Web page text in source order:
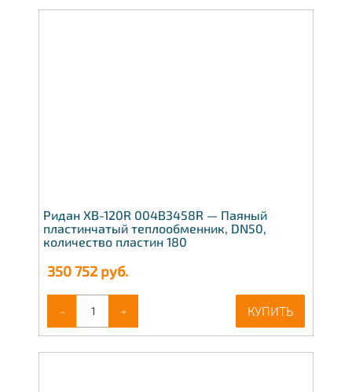
Ридан XB-120R 004B3458R — Паяный
пластинчатый теплообменник, DN50,
количество пластин 180
350 752 руб.
- + КУПИТЬ